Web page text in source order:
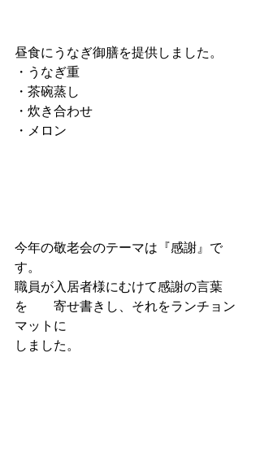
昼食にうなぎ御膳を提供しました。
・うなぎ重
・茶碗蒸し
・炊き合わせ
・メロン
今年の敬老会のテーマは『感謝』で
す。
職員が入居者様にむけて感謝の言葉
を　　寄せ書きし、それをランチョン
マットに
しました。